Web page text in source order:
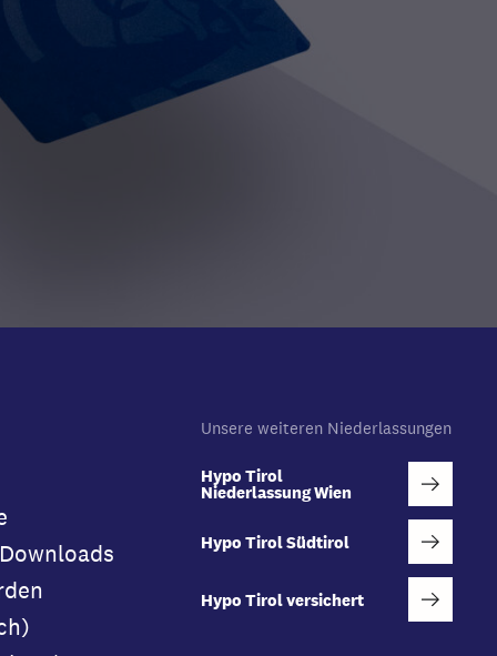
Unsere weiteren Niederlassungen
Hypo Tirol
Niederlassung Wien
Hypo Tirol Südtirol
Hypo Tirol versichert